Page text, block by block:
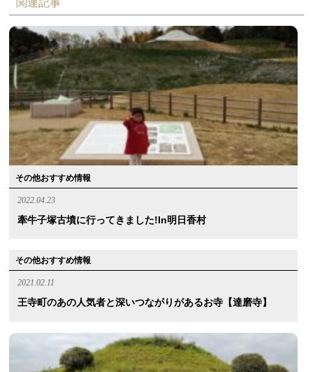
その他おすすめ情報
2022.04.23
牽牛子塚古墳に行ってきました!in明日香村
その他おすすめ情報
2021.02.11
王寺町のあの人気者と深いつながりがあるお寺【達磨寺】